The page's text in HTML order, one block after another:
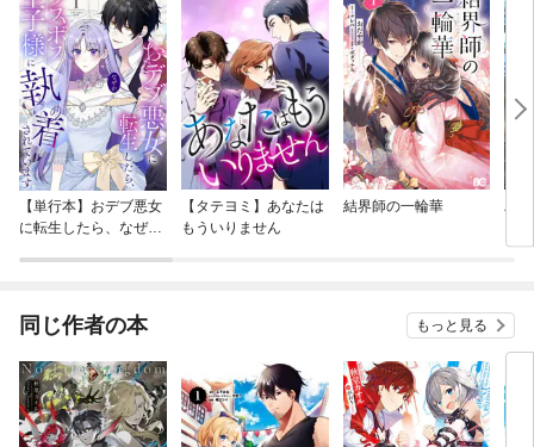
【単行本】おデブ悪女
に転生したら、なぜか
【タテヨミ】あなたは
もういりません
結界師の一輪華
バ
今
同じ作者の本 もっと見る